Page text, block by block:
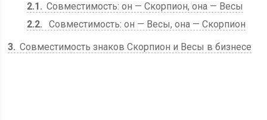
2.1
Совместимость: он — Скорпион, она — Весы
2.2
Совместимость: он — Весы, она — Скорпион
3 Совместимость знаков Скорпион и Весы в бизнесе